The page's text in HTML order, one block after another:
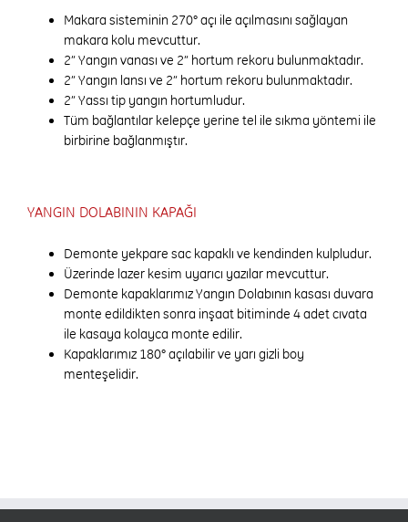
Makara sisteminin 270° açı ile açılmasını sağlayan
makara kolu mevcuttur.
2” Yangın vanası ve 2” hortum rekoru bulunmaktadır.
2” Yangın lansı ve 2” hortum rekoru bulunmaktadır.
2” Yassı tip yangın hortumludur.
Tüm bağlantılar kelepçe yerine tel ile sıkma yöntemi ile
birbirine bağlanmıştır.
YANGIN DOLABININ KAPAĞI
Demonte yekpare sac kapaklı ve kendinden kulpludur.
Üzerinde lazer kesim uyarıcı yazılar mevcuttur.
Demonte kapaklarımız Yangın Dolabının kasası duvara
monte edildikten sonra inşaat bitiminde 4 adet cıvata
ile kasaya kolayca monte edilir.
Kapaklarımız 180° açılabilir ve yarı gizli boy
menteşelidir.